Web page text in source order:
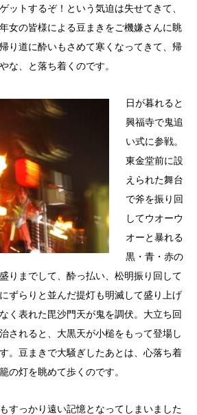
ットするぞ！という気迫は失せてきて、
女の皆様による豆まきをご機嫌さんに眺
り道に酔いもさめて寒くなってきて、帰
な、と落ち着くのです。
日が暮れると
興福寺で鬼追
い式に参戦。
東金堂前に設
えられた舞台
で斧を振り回
してウオーウ
オーと暴れる
黒・青・赤の
りまでして、酔っ払い、松明振り回して
ずらりと並んだ提灯も明滅して盛り上げ
く表れた毘沙門天が鬼を調伏。大立ち回
されると、大黒天が小槌をもって登場し
。豆まきで大騒ぎしたあとは、心落ち着
の灯を眺めて歩くのです。
すっかり遠い記憶となってしまいました